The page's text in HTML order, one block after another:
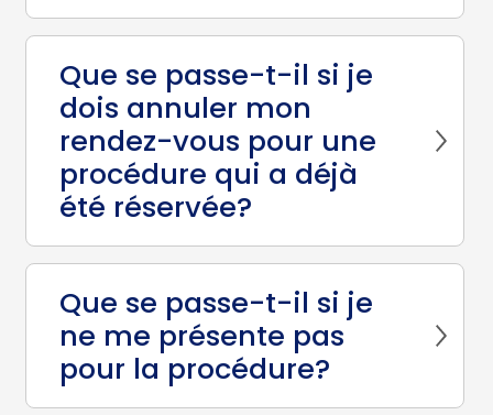
Que se passe-t-il si je
dois annuler mon
rendez-vous pour une
procédure qui a déjà
été réservée?
Que se passe-t-il si je
ne me présente pas
pour la procédure?